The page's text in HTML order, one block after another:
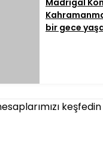
Madrigal
bir gece
keşfedin